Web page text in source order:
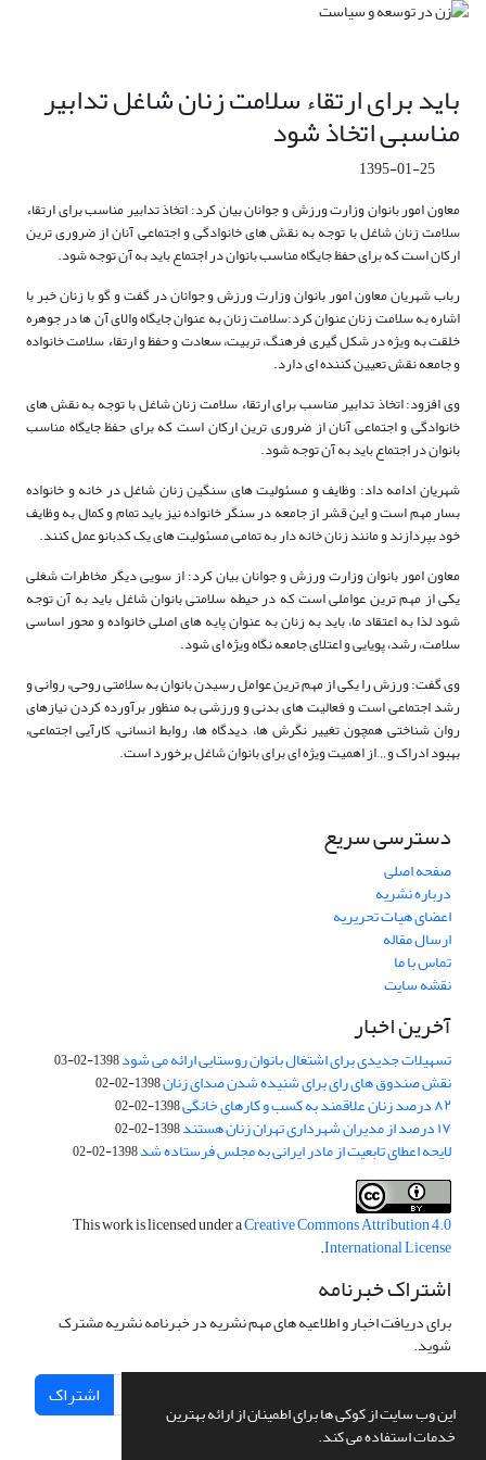
این وب سایت از کوکی ها برای اطمینان از ارائه بهترین
خدمات استفاده می کند.
باید برای ارتقاء سلامت زنان شاغل تدابیر
مناسبی اتخاذ شود
1395-01-25
معاون امور بانوان وزارت ورزش و جوانان بیان کرد: اتخاذ تدابیر مناسب برای ارتقاء
سلامت زنان شاغل با توجه به نقش های خانوادگی و اجتماعی آنان از ضروری ترین
ارکان است که برای حفظ جایگاه مناسب بانوان در اجتماع باید به آن توجه شود.
رباب شهریان معاون امور بانوان وزارت ورزش و جوانان در گفت و گو با زنان خبر با
اشاره به سلامت زنان عنوان کرد:سلامت زنان به عنوان جایگاه والای آن ها در جوهره
خلقت به ویژه در شکل گیری فرهنگ، تربیت، سعادت و حفظ و ارتقاء سلامت خانواده
و جامعه نقش تعیین کننده ای دارد.
وی افزود: اتخاذ تدابیر مناسب برای ارتقاء سلامت زنان شاغل با توجه به نقش های
خانوادگی و اجتماعی آنان از ضروری ترین ارکان است که برای حفظ جایگاه مناسب
بانوان در اجتماع باید به آن توجه شود.
شهریان ادامه داد: وظایف و مسئولیت های سنگین زنان شاغل در خانه و خانواده
بسار مهم است و این قشر از جامعه در سنگر خانواده نیز باید تمام و کمال به وظایف
خود بپردازند و مانند زنان خانه دار به تمامی مسئولیت های یک کدبانو عمل کنند.
معاون امور بانوان وزارت ورزش و جوانان بیان کرد: از سویی دیگر مخاطرات شغلی
یکی از مهم ترین عواملی است که در حیطه سلامتی بانوان شاغل باید به آن توجه
شود لذا به اعتقاد ما، باید به زنان به عنوان پایه های اصلی خانواده و محور اساسی
سلامت، رشد، پویایی و اعتلای جامعه نگاه ویژه ای شود.
وی گفت: ورزش را یکی از مهم ترین عوامل رسیدن بانوان به سلامتی روحی، روانی و
رشد اجتماعی است و فعالیت های بدنی و ورزشی به منظور برآورده کردن نیازهای
روان شناختی همچون تغییر نگرش ها، دیدگاه ها، روابط انسانی، کارآیی اجتماعی،
بهبود ادراک و…از اهمیت ویژه ای برای بانوان شاغل برخورد است.
دسترسی سریع
صفحه اصلی
درباره نشریه
اعضای هیات تحریریه
ارسال مقاله
تماس با ما
نقشه سایت
آخرین اخبار
تسهیلات جدیدی برای اشتغال بانوان روستایی ارائه می شود1398-02-03
نقش صندوق های رای برای شنیده شدن صدای زنان1398-02-02
۸۲ درصد زنان علاقمند به کسب و کارهای خانگی 1398-02-02
۱۷ درصد از مدیران شهرداری تهران زنان هستند 1398-02-02
لایحه اعطای تابعیت از مادر ایرانی به مجلس فرستاده شد1398-02-02
This work is licensed under aCreative Commons Attribution 4.0
International License
.
اشتراک خبرنامه
برای دریافت اخبار و اطلاعیه های مهم نشریه در خبرنامه نشریه مشترک
شوید.
اشتراک